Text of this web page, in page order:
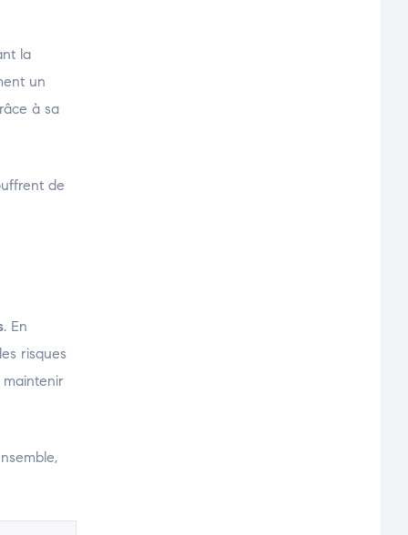
la
un
à sa
de
. En
risques